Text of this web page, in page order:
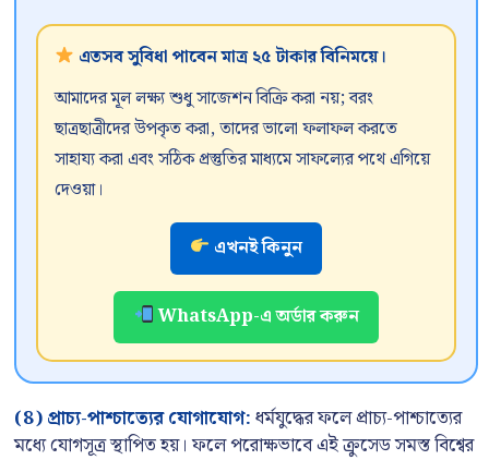
এতসব সুবিধা পাবেন মাত্র ২৫ টাকার বিনিময়ে।
আমাদের মূল লক্ষ্য শুধু সাজেশন বিক্রি করা নয়; বরং
ছাত্রছাত্রীদের উপকৃত করা, তাদের ভালো ফলাফল করতে
সাহায্য করা এবং সঠিক প্রস্তুতির মাধ্যমে সাফল্যের পথে এগিয়ে
দেওয়া।
এখনই কিনুন
WhatsApp-এ অর্ডার করুন
(8) প্রাচ্য-পাশ্চাত্যের যোগাযোগ:ধর্মযুদ্ধের ফলে প্রাচ্য-পাশ্চাত্যের
মধ্যে যোগসূত্র স্থাপিত হয়। ফলে পরোক্ষভাবে এই ক্রুসেড সমস্ত বিশ্বের